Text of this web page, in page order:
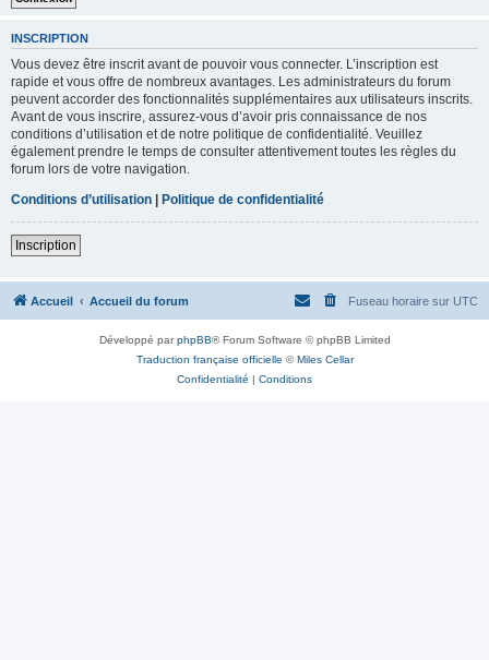
INSCRIPTION
Vous devez être inscrit avant de pouvoir vous connecter. L’inscription est
rapide et vous offre de nombreux avantages. Les administrateurs du forum
peuvent accorder des fonctionnalités supplémentaires aux utilisateurs inscrits.
Avant de vous inscrire, assurez-vous d’avoir pris connaissance de nos
conditions d’utilisation et de notre politique de confidentialité. Veuillez
également prendre le temps de consulter attentivement toutes les règles du
forum lors de votre navigation.
Conditions d’utilisation | Politique de confidentialité
Inscription
Accueil Accueil du forum Fuseau horaire sur UTC
Développé parphpBB® Forum Software © phpBB Limited
Traduction française officielle ©Miles Cellar
Confidentialité | Conditions